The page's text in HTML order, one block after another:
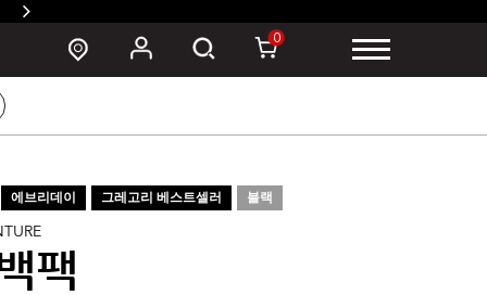
0
에브리데이 그레고리 베스트셀러 블랙
팩